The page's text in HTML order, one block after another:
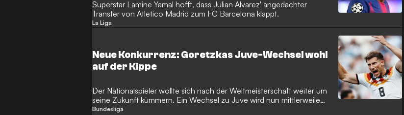
Superstar Lamine Yamal hofft, dass Julian Alvarez' angedachter
Transfer von Atletico Madrid zum FC Barcelona klappt.
La Liga
Neue Konkurrenz: Goretzkas Juve-Wechsel wohl
auf der Kippe
Der Nationalspieler wollte sich nach der Weltmeisterschaft weiter um
seine Zukunft kümmern. Ein Wechsel zu Juve wird nun mittlerweile
immer komplizierter.
Bundesliga